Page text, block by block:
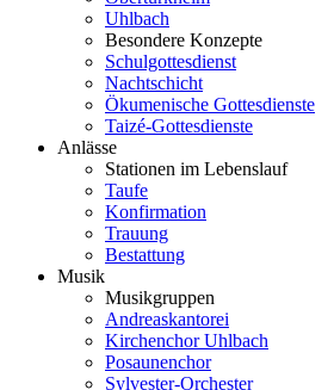
Uhlbach
Besondere Konzepte
Schulgottesdienst
Nachtschicht
Ökumenische Gottesdienste
Taizé-Gottesdienste
Anlässe
Stationen im Lebenslauf
Taufe
Konfirmation
Trauung
Bestattung
Musik
Musikgruppen
Andreaskantorei
Kirchenchor Uhlbach
Posaunenchor
Sylvester-Orchester